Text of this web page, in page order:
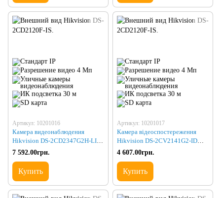
Артикул: 10201016
Камера видеонаблюдения
Hikvision DS-2CD2347G2H-LIU
(eF) (2.8)
7 592.00грн.
Купить
Артикул: 10201017
Камера відеоспостереження
Hikvision DS-2CV2141G2-IDW
(2.8)
4 607.00грн.
Купить